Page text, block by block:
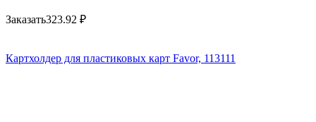
Заказать323.92 ₽
Картхолдер для пластиковых карт Favor, 113111